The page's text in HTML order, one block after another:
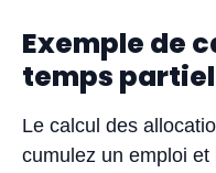
Exemple de
temps partiel
Le calcul des
cumulez un emploi